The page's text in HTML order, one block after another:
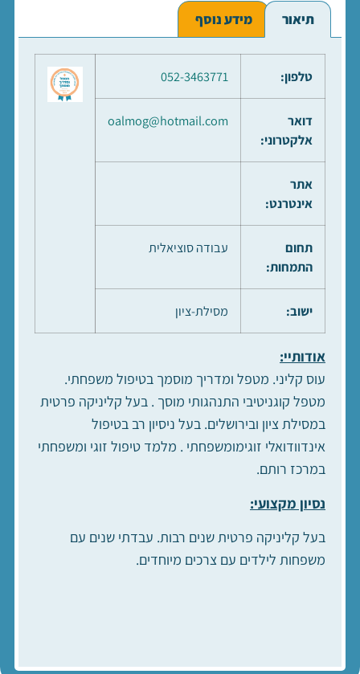
תיאור מידע נוסף
טלפון: 052-3463771
דואר
אלקטרוני:
oalmog@hotmail.com
אתר
אינטרנט:
תחום
התמחות:
עבודה סוציאלית
ישוב: מסילת-ציון
אודותיי:
עוס קליני. מטפל ומדריך מוסמך בטיפול משפחתי.
מטפל קוגניטיבי התנהגותי מוסך . בעל קליניקה פרטית
במסילת ציון ובירושלים. בעל ניסיון רב בטיפול
אינדוודואלי זוגימומשפחתי . מלמד טיפול זוגי ומשפחתי
במרכז רותם.
נסיון מקצועי:
בעל קליניקה פרטית שנים רבות. עבדתי שנים עם
משפחות לילדים עם צרכים מיוחדים.